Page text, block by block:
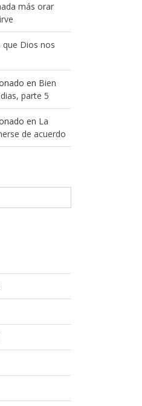
más orar
Dios nos
en Bien
parte 5
en La
de acuerdo